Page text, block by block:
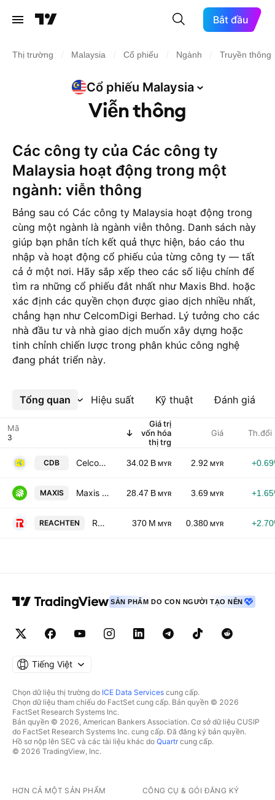
Bắt đầu
Thị trường Malaysia Cổ phiếu Ngành Truyền thông
Cổ phiếu Malaysia
Viễn thông
Các công ty của Các công ty
Malaysia hoạt động trong một
ngành: viễn thông
Bảng sau có Các công ty Malaysia hoạt động trong
cùng một ngành là ngành viễn thông. Danh sách này
giúp bạn phân tích kết quả thực hiện, báo cáo thu
nhập và hoạt động cổ phiếu của từng công ty — tất
cả ở một nơi. Hãy sắp xếp theo các số liệu chính để
tìm ra những cổ phiếu đắt nhất như Maxis Bhd. hoặc
xác định các quyền chọn được giao dịch nhiều nhất,
chẳng hạn như CelcomDigi Berhad. Lý tưởng cho các
nhà đầu tư và nhà giao dịch muốn xây dựng hoặc
tinh chỉnh chiến lược trong phân khúc công nghệ
đang phát triển này.
Tổng quan Hiệu suất Kỹ thuật Đánh giá
Xem thêm
Mã
Giá trị
vốn hóa
thị trg
Giá Th.đổi
CDB CelcomDigi Berhad 34.02 B MYR 2.92 MYR
MAXIS Maxis Bhd. 28.47 B MYR 3.69 MYR
REACHTEN Reach Ten Holdings Berhad 370 M MYR 0.380 MYR
SẢN PHẨM DO CON NGƯỜI TẠO NÊN
Tiếng Việt
Chọn dữ liệu thị trường do ICE Data Services cung cấp.
Chọn dữ liệu tham chiếu do FactSet cung cấp. Bản quyền © 2026
FactSet Research Systems Inc.
Bản quyền © 2026, American Bankers Association. Cơ sở dữ liệu CUSIP
do FactSet Research Systems Inc. cung cấp. Đã đăng ký bản quyền.
Hồ sơ nộp lên SEC và các tài liệu khác do Quartrcung cấp.
© 2026 TradingView, Inc.
HƠN CẢ MỘT SẢN PHẨM CÔNG CỤ & GÓI ĐĂNG KÝ